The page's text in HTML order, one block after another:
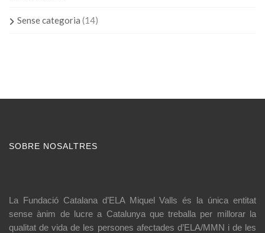
Sense categoria (14)
SOBRE NOSALTRES
La Fundació Catalana d’ELA Miquel Valls és la única entitat
sense ànim de lucre a Catalunya que treballa per millorar la
qualitat de vida de les persones afectades d’ELA/MMN i de les